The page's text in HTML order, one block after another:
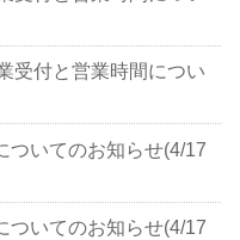
受付と営業時間につい
ついてのお知らせ(4/17
ついてのお知らせ(4/17